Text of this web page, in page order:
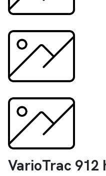
VarioTrac 912